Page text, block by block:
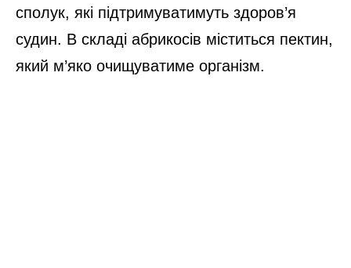
сполук, які підтримуватимуть здоров’я
судин. В складі абрикосів міститься пектин,
який м’яко очищуватиме організм.